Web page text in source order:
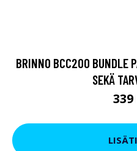
BRINNO BCC200 BUNDLE
SEKÄ
339